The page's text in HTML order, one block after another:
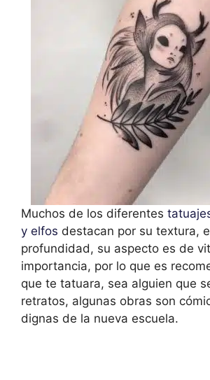
Muchos de los diferentes
y elfos destacan por su textura,
profundidad, su aspecto es de
importancia, por lo que es
que te tatuara, sea alguien que
retratos, algunas obras son
dignas de la nueva escuela.